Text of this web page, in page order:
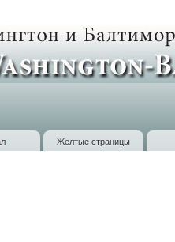
Желтые страницы